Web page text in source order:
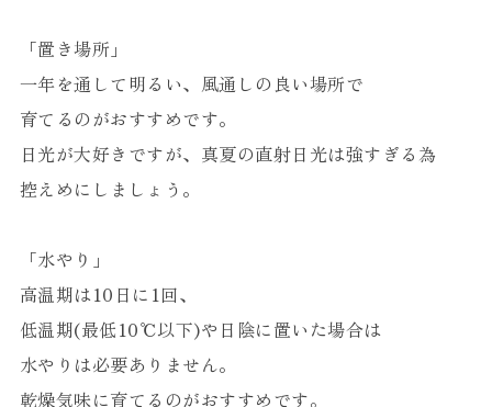
「置き場所」
一年を通して明るい、風通しの良い場所で
育てるのがおすすめです。
日光が大好きですが、真夏の直射日光は強すぎる為
控えめにしましょう。
「水やり」
高温期は10日に1回、
低温期(最低10℃以下)や日陰に置いた場合は
水やりは必要ありません。
乾燥気味に育てるのがおすすめです。